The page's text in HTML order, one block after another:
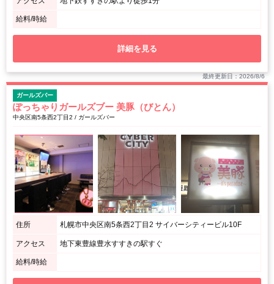
給料/時給
詳細を見る
最終更新日：2026/8/6
ガールズバー
ぽっちゃりガールズブー 美豚（びとん）
中央区南5条西2丁目2 / ガールズバー
住所 札幌市中央区南5条西2丁目2 サイバーシティービル10F
アクセス 地下東豊線豊水すすきの駅すぐ
給料/時給